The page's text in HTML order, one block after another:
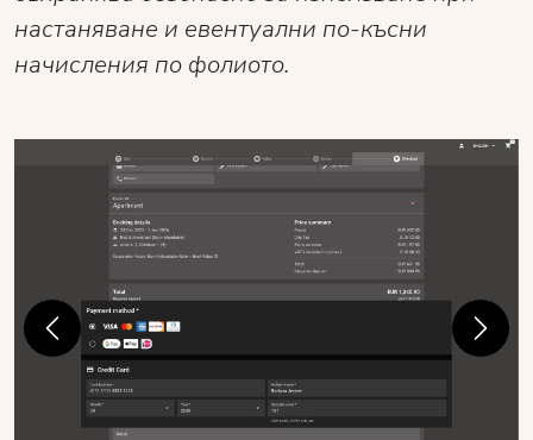
настаняване и евентуални по-късни
начисления по фолиото.
Previous Next